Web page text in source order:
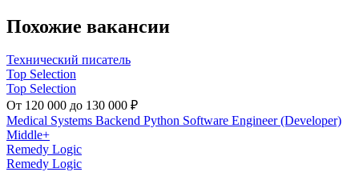
Похожие вакансии
Технический писатель
Top Selection
Top Selection
От 120 000 до 130 000 ₽
Medical Systems Backend Python Software Engineer (Developer)
Middle+
Remedy Logic
Remedy Logic